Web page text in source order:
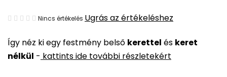
Így néz ki egy festmény belső kerettel és keret
nélkül - kattints ide további részletekért
A
átlagos
értékelése
Nincs értékelés Ugrás az értékeléshez